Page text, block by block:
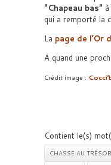
Chapeau bas
qui a remporté la
La page de l’Or
A quand une
Crédit image :
Contient le(s)
CHASSE AU TRÉSOR